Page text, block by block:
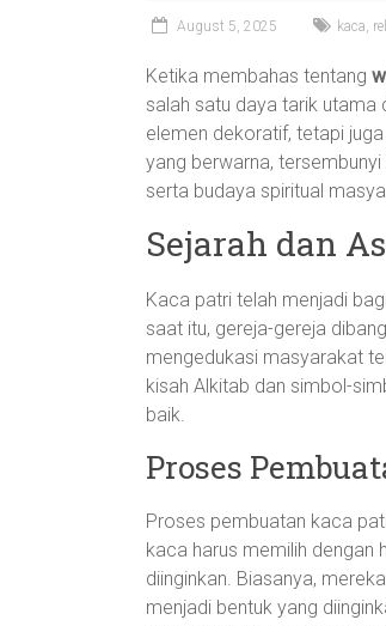
August 5, 2025 kaca,
Ketika membahas tentang
salah satu daya tarik utama
elemen dekoratif, tetapi
yang berwarna,
serta budaya spiritual
Sejarah dan
Kaca patri telah menjadi
saat itu, gereja-gereja
mengedukasi masyarakat
kisah Alkitab dan simbol-
baik.
Proses
Proses pembuatan kaca
kaca harus memilih dengan
diinginkan. Biasanya,
menjadi bentuk yang